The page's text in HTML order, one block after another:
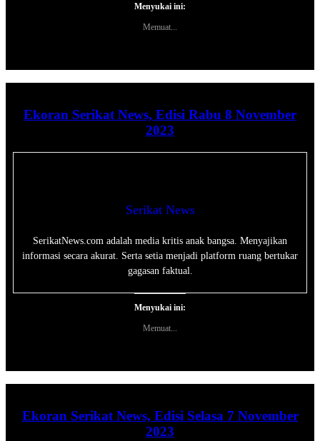
Menyukai ini:
Memuat...
Ekoran Serikat News, Edisi Rabu 8 November
2023
Serikat News
SerikatNews.com adalah media kritis anak bangsa. Menyajikan
informasi secara akurat. Serta setia menjadi platform ruang bertukar
gagasan faktual.
Menyukai ini:
Memuat...
Ekoran Serikat News, Edisi Selasa 7 November
2023